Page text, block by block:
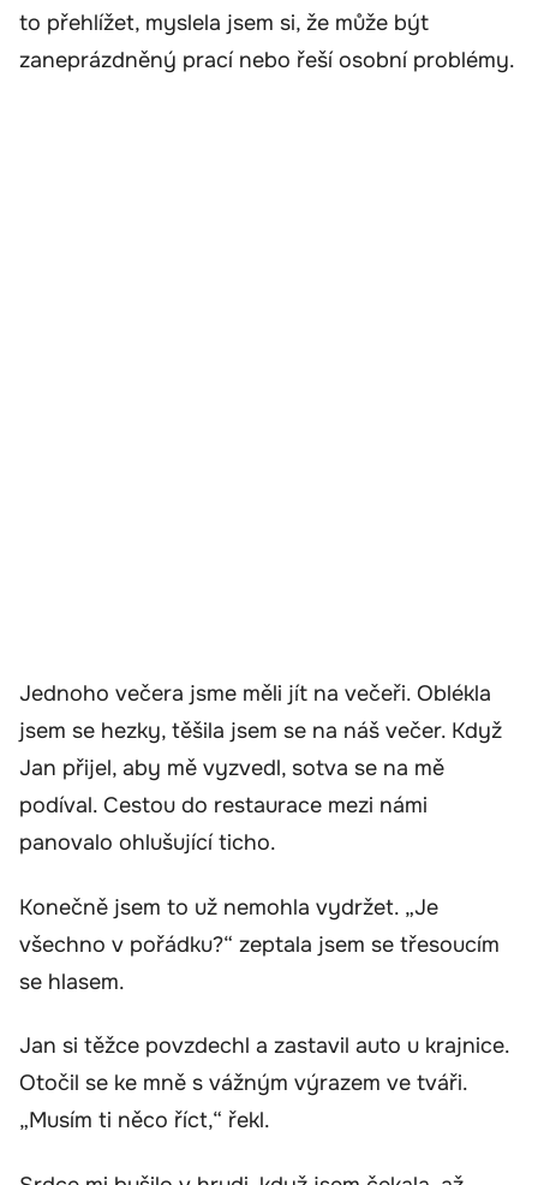
to přehlížet, myslela jsem si, že může být
zaneprázdněný prací nebo řeší osobní problémy.
Jednoho večera jsme měli jít na večeři. Oblékla
jsem se hezky, těšila jsem se na náš večer. Když
Jan přijel, aby mě vyzvedl, sotva se na mě
podíval. Cestou do restaurace mezi námi
panovalo ohlušující ticho.
Konečně jsem to už nemohla vydržet. „Je
všechno v pořádku?“ zeptala jsem se třesoucím
se hlasem.
Jan si těžce povzdechl a zastavil auto u krajnice.
Otočil se ke mně s vážným výrazem ve tváři.
„Musím ti něco říct,“ řekl.